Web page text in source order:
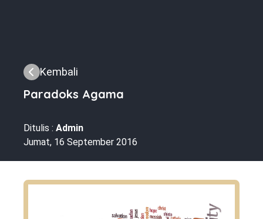
Kembali
Paradoks Agama
Ditulis : Admin
Jumat, 16 September 2016